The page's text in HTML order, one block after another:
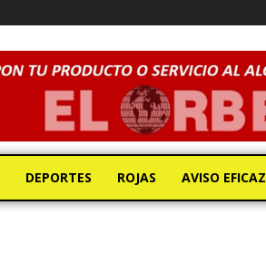
DEPORTES ROJAS AVISO EFICAZ